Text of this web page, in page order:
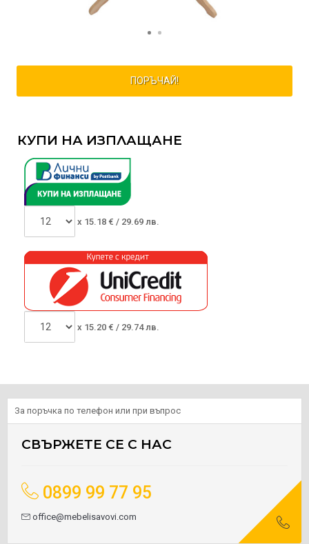
ПОРЪЧАЙ!
КУПИ НА ИЗПЛАЩАНЕ
x 15.18 € / 29.69 лв.
x 15.20 € / 29.74 лв.
За поръчка по телефон или при въпрос
СВЪРЖЕТЕ СЕ С НАС
0899 99 77 95
office@mebelisavovi.com